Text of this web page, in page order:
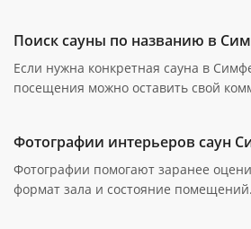
Поиск сауны по названию в
Если нужна конкретная сауна в
посещения можно оставить свой
Фотографии интерьеров саун
Фотографии помогают заранее
формат зала и состояние помещений.